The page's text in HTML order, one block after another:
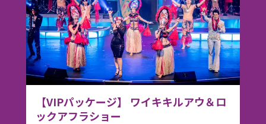
ターへ移動し、「ロックアフラショー」を鑑賞。迫
力ある生演奏や華やかなステージ演出、クライマッ
クスを飾るファイヤーナイフパフォーマンスまで、
ワイキキの夜を彩る本格ショーをご堪能いただけま
す。ショー終了後にはキャストとのミート＆グリー
トもあり、特別な思い出づくりにおすすめです。 ハ
ワイの食とエンターテインメントを一度に楽しめ
【VIPパッケージ】 ワイキキルアウ＆ロ
ックアフラショー